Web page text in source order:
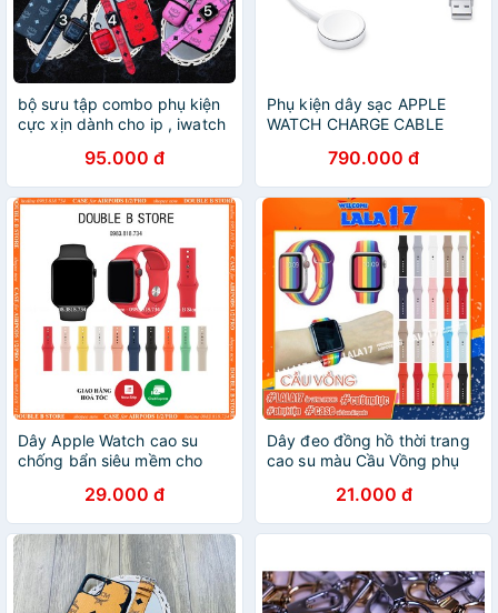
bộ sưu tập combo phụ kiện
cực xịn dành cho ip , iwatch
95.000 đ
Phụ kiện dây sạc APPLE
WATCH CHARGE CABLE
790.000 đ
Dây Apple Watch cao su
chống bẩn siêu mềm cho
7/6/5/4/3/2/1/SE T500 -
Phụ Kiện Việt
29.000 đ
Dây đeo đồng hồ thời trang
cao su màu Cầu Vồng phụ
T500/3/4/5/6/38mm/40mm/
Cao Cấp
21.000 đ